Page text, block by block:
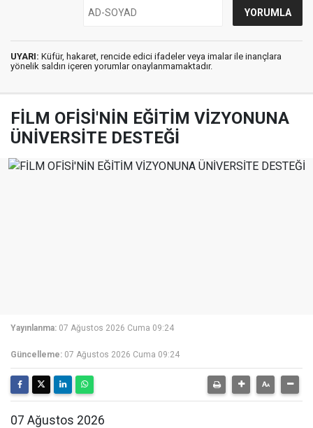
UYARI: Küfür, hakaret, rencide edici ifadeler veya imalar ile inançlara
yönelik saldırı içeren yorumlar onaylanmamaktadır.
FİLM OFİSİ'NİN EĞİTİM VİZYONUNA
ÜNİVERSİTE DESTEĞİ
Yayınlanma: 07 Ağustos 2026 Cuma 09:24
Güncelleme: 07 Ağustos 2026 Cuma 09:24
07 Ağustos 2026